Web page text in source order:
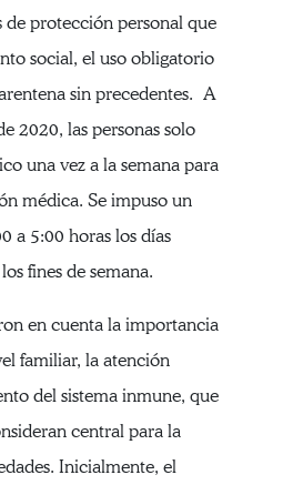
protección personal que
social, el uso obligatorio
sin precedentes. A
2020, las personas solo
una vez a la semana para
médica. Se impuso un
a 5:00 horas los días
fines de semana.
en cuenta la importancia
familiar, la atención
del sistema inmune, que
central para la
Inicialmente, el